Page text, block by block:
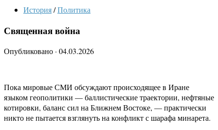
История/Политика
Священная война
Опубликовано · 04.03.2026
Пока мировые СМИ обсуждают происходящее в Иране
языком геополитики — баллистические траектории, нефтяные
котировки, баланс сил на Ближнем Востоке, — практически
никто не пытается взглянуть на конфликт с шарафа минарета.